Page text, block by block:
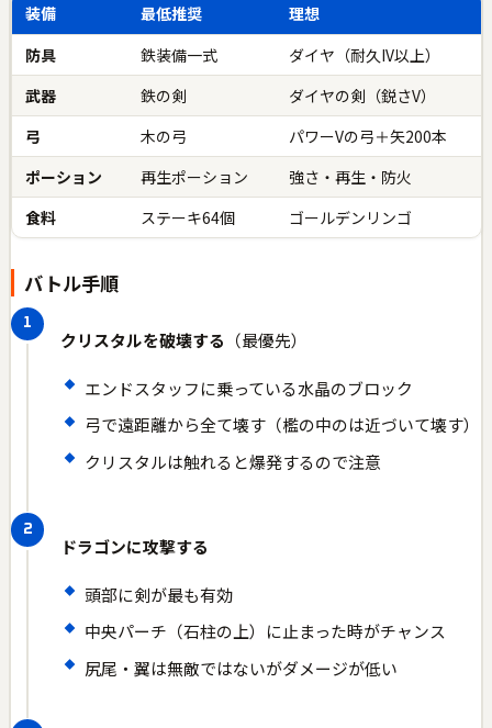
装備 最低推奨
理想
防具
鉄装備一式
ダイヤ（耐久IV以上）
武器
鉄の剣
ダイヤの剣（鋭さV）
弓
木の弓
パワーVの弓＋矢200本
ポーション
再生ポーション
強さ・再生・防火
食料
ステーキ64個 ゴールデンリンゴ
バトル手順
クリスタルを破壊する （最優先）
エンドスタッフに乗っている水晶のブロック
弓で遠距離から全て壊す（檻の中のは近づいて壊す）
クリスタルは触れると爆発するので注意
ドラゴンに攻撃する
頭部に剣が最も有効
中央パーチ（石柱の上）に止まった時がチャンス
尻尾・翼は無敵ではないがダメージが低い